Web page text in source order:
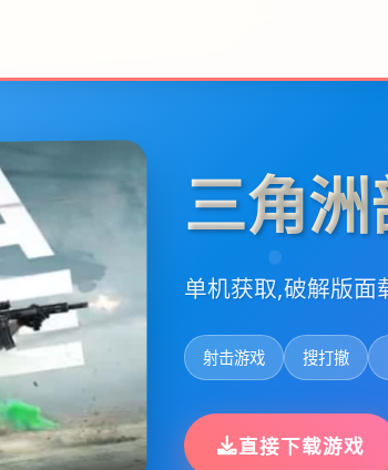
三角
单机获取,破解版面
射击游戏 搜打撤
直接下载游戏